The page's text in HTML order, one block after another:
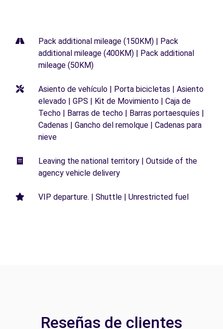
Pack additional mileage (150KM) | Pack
additional mileage (400KM) | Pack additional
mileage (50KM)
Asiento de vehículo | Porta bicicletas | Asiento
elevado | GPS | Kit de Movimiento | Caja de
Techo | Barras de techo | Barras portaesquíes |
Cadenas | Gancho del remolque | Cadenas para
nieve
Leaving the national territory | Outside of the
agency vehicle delivery
VIP departure. | Shuttle | Unrestricted fuel
Reseñas de clientes